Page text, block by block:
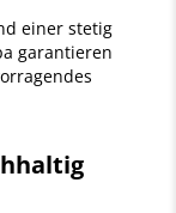
einer stetig
garantieren